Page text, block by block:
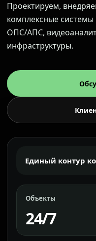
Проектируем,
комплексные
ОПС/АПС,
инфраструктуры.
Единый контур
Объекты
24/7